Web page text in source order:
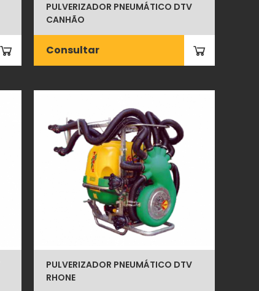
PULVERIZADOR PNEUMÁTICO DTV
CANHÃO
Consultar
PULVERIZADOR PNEUMÁTICO DTV
RHONE